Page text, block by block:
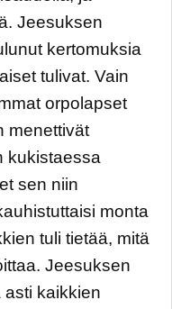
Jeesuksen
kertomuksia
tulivat. Vain
orpolapset
menettivät
kukistaessa
sen niin
monta
tuli tietää, mitä
Jeesuksen
kaikkien